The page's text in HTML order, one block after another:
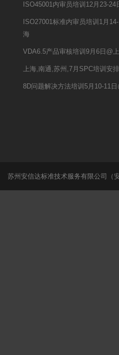
ISO45001内审员培训12月23-24
ISO27001标准内审员培训1月
海
VDA6.5产品审核培训9月6日@
上海,南通,苏州,7月SPC培训安排
8D问题解决方法培训5月10-11日
苏州安信达标准技术服务有限公司（